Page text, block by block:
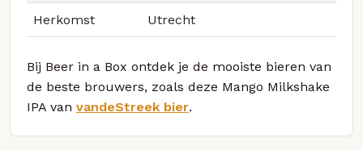
Herkomst Utrecht
Bij Beer in a Box ontdek je de mooiste bieren van
de beste brouwers, zoals deze Mango Milkshake
IPA van vandeStreek bier.